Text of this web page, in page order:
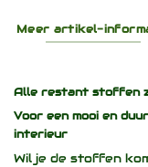
Meer artikel-
Alle restant stoffen
Voor een mooi en
interieur
Wil je de stoffen